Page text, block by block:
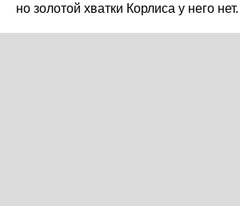
но золотой хватки Корлиса у него нет.